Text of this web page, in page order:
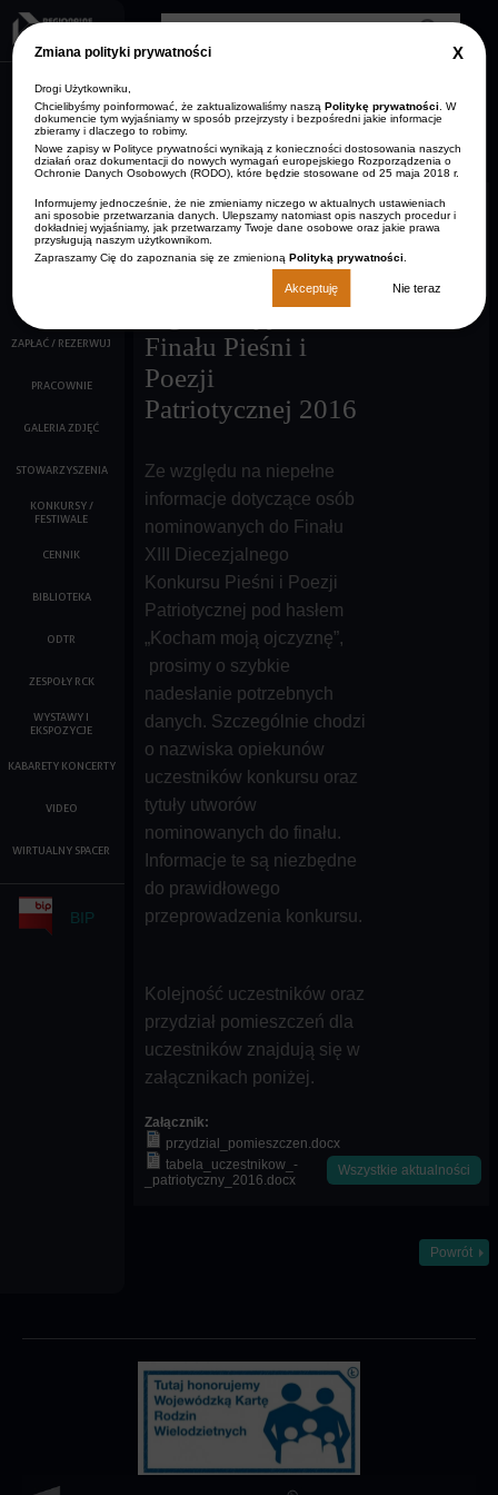
Zmiana polityki prywatności
Drogi Użytkowniku,
Chcielibyśmy poinformować, że zaktualizowaliśmy nasząPolitykę prywatności
. W
dokumencie tym wyjaśniamy w sposób przejrzysty i bezpośredni jakie informacje
zbieramy i dlaczego to robimy.
Nowe zapisy w Polityce prywatności wynikają z konieczności dostosowania naszych
działań oraz dokumentacji do nowych wymagań europejskiego Rozporządzenia o
Ochronie Danych Osobowych (RODO), które będzie stosowane od 25 maja 2018 r.
Informujemy jednocześnie, że nie zmieniamy niczego w aktualnych ustawieniach
ani sposobie przetwarzania danych. Ulepszamy natomiast opis naszych procedur i
dokładniej wyjaśniamy, jak przetwarzamy Twoje dane osobowe oraz jakie prawa
przysługują naszym użytkownikom.
Zapraszamy Cię do zapoznania się ze zmienionąPolityką prywatności
Akceptuję Nie teraz
Close
AKTUALNOŚCI
ARCHIWUM
AKTUALNOŚCI
O NAS
KALENDARZ IMPREZ
FILMY
ZAPŁAĆ / REZERWUJ
PRACOWNIE
GALERIA ZDJĘĆ
STOWARZYSZENIA
KONKURSY /
FESTIWALE
CENNIK
BIBLIOTEKA
ODTR
ZESPOŁY RCK
WYSTAWY I
EKSPOZYCJE
KABARETY KONCERTY
VIDEO
WIRTUALNY SPACER
BIP
KONTAKT
czcionki
27-04-2016
organizacyjna
Finału Pieśni i
Poezji
Patriotycznej 2016
Ze względu na niepełne
informacje dotyczące osób
nominowanych do Finału
XIII Diecezjalnego
Konkursu Pieśni i Poezji
Patriotycznej pod hasłem
„Kocham moją ojczyznę”,
prosimy o szybkie
nadesłanie potrzebnych
danych. Szczególnie chodzi
o nazwiska opiekunów
uczestników konkursu oraz
tytuły utworów
nominowanych do finału.
Informacje te są niezbędne
do prawidłowego
przeprowadzenia konkursu.
Kolejność uczestników oraz
przydział pomieszczeń dla
uczestników znajdują się w
załącznikach poniżej.
Załącznik:
przydzial_pomieszczen.docx
tabela_uczestnikow_-
_patriotyczny_2016.docx
Wszystkie aktualności
Powrót